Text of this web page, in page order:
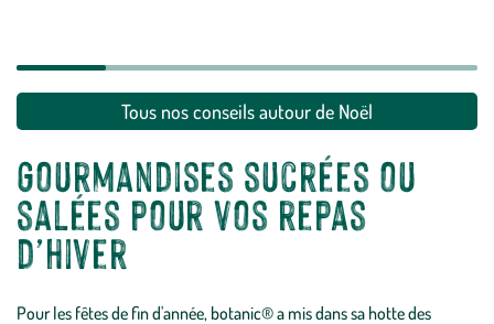
Tous nos conseils autour de Noël
Gourmandises sucrées ou
salées pour vos repas
d’hiver
Pour les fêtes de fin d'année, botanic® a mis dans sa hotte des